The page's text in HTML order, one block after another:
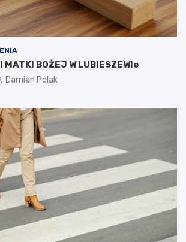
MATKI BOŻEJ W LUBIESZEWIe
Damian Polak